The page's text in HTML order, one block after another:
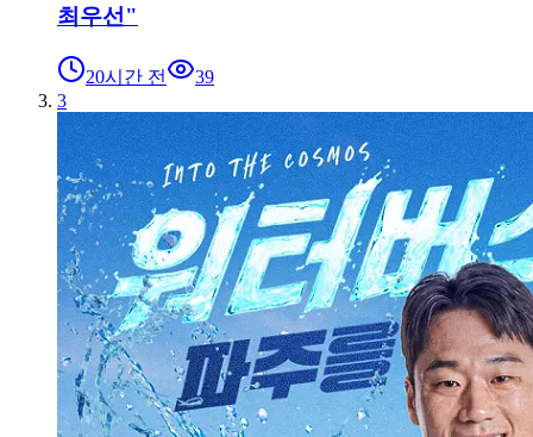
최우선"
20시간 전
39
3